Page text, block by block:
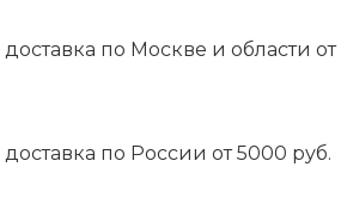
по Москве и области от
по России от 5000 руб.